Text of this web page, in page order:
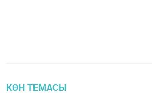
КӨН ТЕМАСЫ